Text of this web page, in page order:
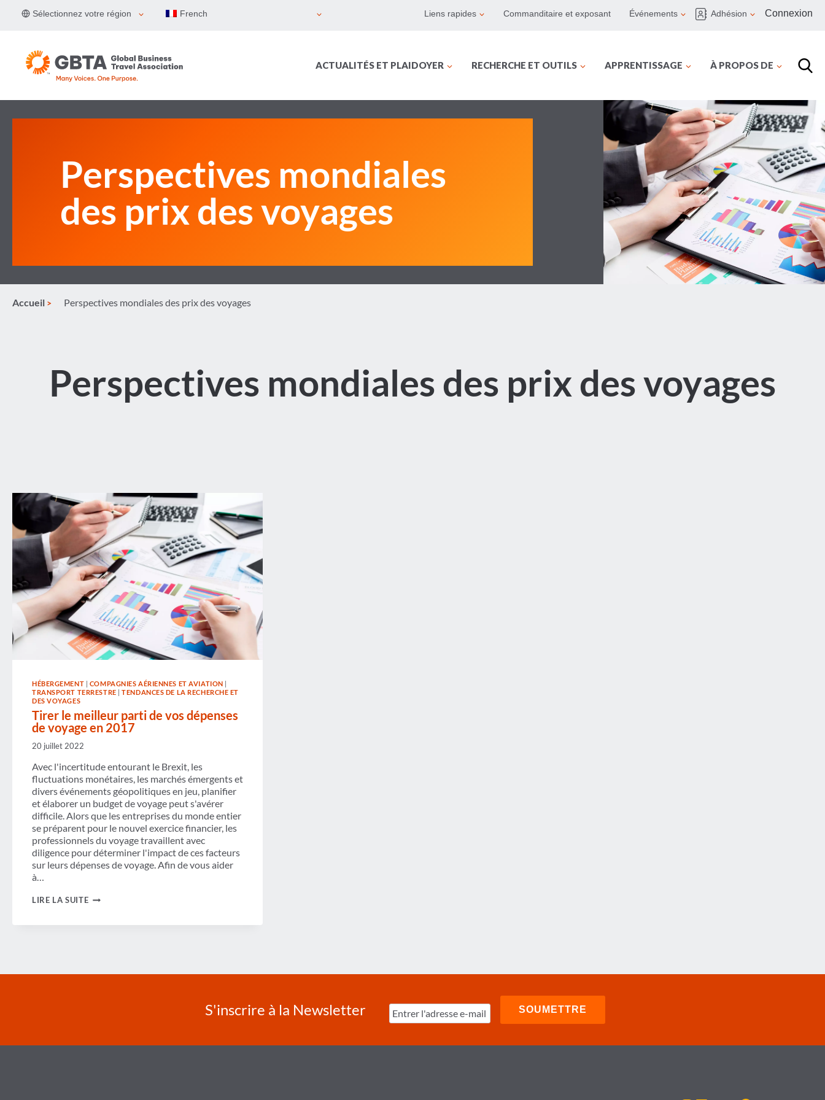
Sélectionnez votre région French Liens rapides Commanditaire et exposant Événements Adhésion Connexion
ACTUALITÉS ET PLAIDOYER RECHERCHE ET OUTILS APPRENTISSAGE À PROPOS DE
Perspectives mondiales
des prix des voyages
Accueil Perspectives mondiales des prix des voyages
Perspectives mondiales des prix des voyages
HÉBERGEMENT | COMPAGNIES AÉRIENNES ET AVIATION |
TRANSPORT TERRESTRE |TENDANCES DE LA RECHERCHE ET
DES VOYAGES
Tirer le meilleur parti de vos dépenses
de voyage en 2017
20 juillet 2022
Avec l'incertitude entourant le Brexit, les
fluctuations monétaires, les marchés émergents et
divers événements géopolitiques en jeu, planifier
et élaborer un budget de voyage peut s'avérer
difficile. Alors que les entreprises du monde entier
se préparent pour le nouvel exercice financier, les
professionnels du voyage travaillent avec
diligence pour déterminer l'impact de ces facteurs
sur leurs dépenses de voyage. Afin de vous aider
à…
LIRE LA SUITETIRER
PARTI
VOYAGE
S'inscrire à la Newsletter